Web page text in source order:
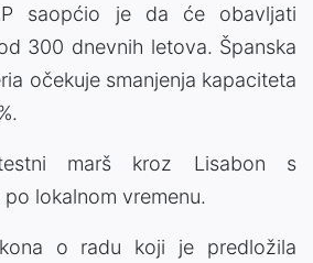
saopćio je da će obavljati
300 dnevnih letova. Španska
očekuje smanjenja kapaciteta
marš kroz Lisabon s
lokalnom vremenu.
o radu koji je predložila